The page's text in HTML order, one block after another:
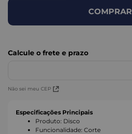
COMPRAR
Não sei meu CEP
Especificações Principais
Produto: Disco
Funcionalidade: Corte